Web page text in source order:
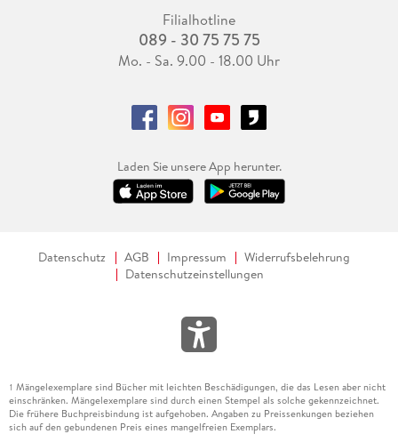
Filialhotline
089 - 30 75 75 75
Mo. - Sa. 9.00 - 18.00 Uhr
Laden Sie unsere App herunter.
Datenschutz AGB Impressum
Widerrufsbelehrung
Datenschutzeinstellungen
1 Mängelexemplare sind Bücher mit leichten Beschädigungen, die das Lesen aber nicht
einschränken. Mängelexemplare sind durch einen Stempel als solche gekennzeichnet.
Die frühere Buchpreisbindung ist aufgehoben. Angaben zu Preissenkungen beziehen
sich auf den gebundenen Preis eines mangelfreien Exemplars.